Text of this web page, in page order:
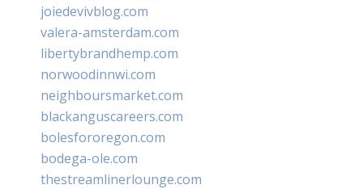
joiedevivblog.com
valera-amsterdam.com
libertybrandhemp.com
norwoodinnwi.com
neighboursmarket.com
blackanguscareers.com
bolesfororegon.com
bodega-ole.com
thestreamlinerlounge.com